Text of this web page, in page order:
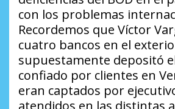
con los problemas
Recordemos que Víctor
cuatro bancos en el
supuestamente depositó
confiado por clientes en
eran captados por